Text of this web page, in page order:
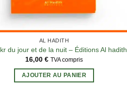
AL HADITH
du jour et de la nuit – Éditions Al hadith
16,00 € TVA compris
AJOUTER AU PANIER